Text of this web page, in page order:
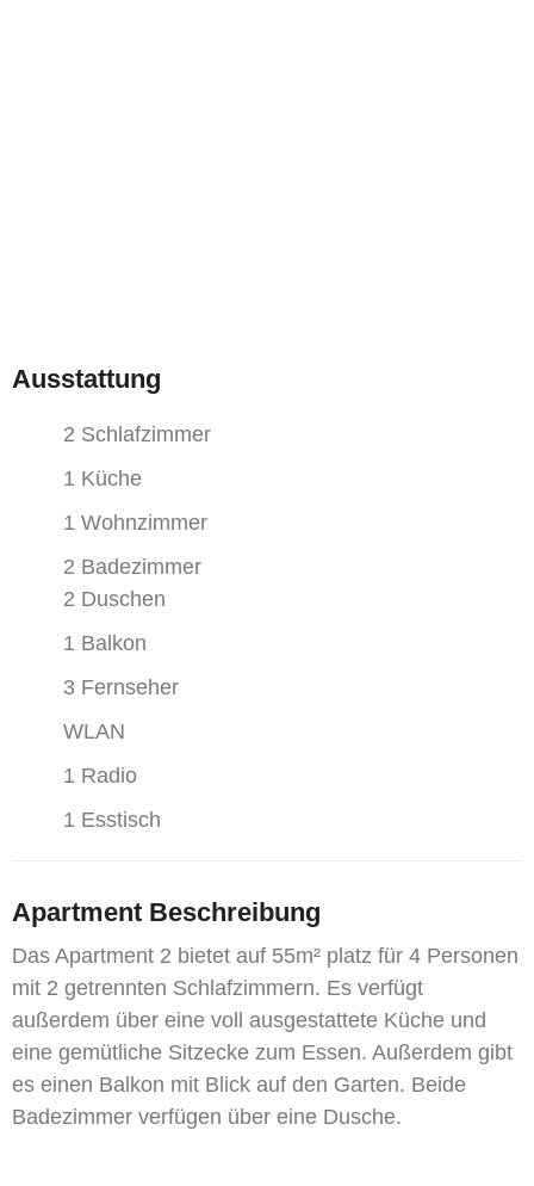
Ausstattung
2 Schlafzimmer
1 Küche
1 Wohnzimmer
2 Badezimmer
2 Duschen
1 Balkon
3 Fernseher
WLAN
1 Radio
1 Esstisch
Apartment Beschreibung
Das Apartment 2 bietet auf 55m² platz für 4 Personen
mit 2 getrennten Schlafzimmern. Es verfügt
außerdem über eine voll ausgestattete Küche und
eine gemütliche Sitzecke zum Essen. Außerdem gibt
es einen Balkon mit Blick auf den Garten. Beide
Badezimmer verfügen über eine Dusche.